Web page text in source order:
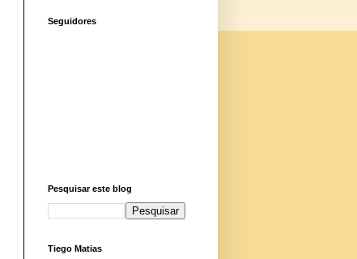
Seguidores
Pesquisar este blog
Tiego Matias